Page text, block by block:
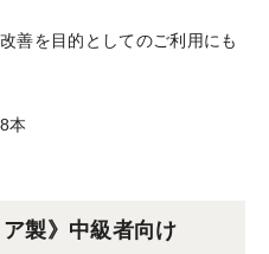
善を目的としてのご利用にも
本
製》中級者向け